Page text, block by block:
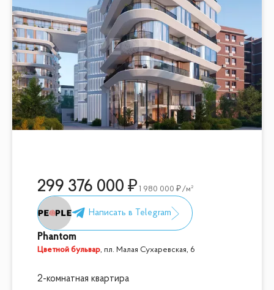
299 376 000 1 980 000 /м²
Phantom
Цветной бульвар,пл. Малая Сухаревская, 6
2-комнатная квартира